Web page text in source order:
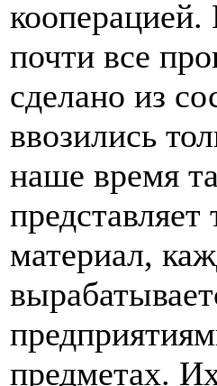
почти все
сделано из
ввозились
наше время
материал,
предметах.